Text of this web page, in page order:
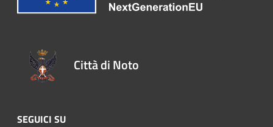
Città di Noto
SEGUICI SU